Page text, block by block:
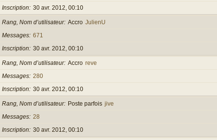
Inscription
30 avr. 2012, 00:10
Rang, Nom d’utilisateur Accro JulienU
Messages 671
Inscription
30 avr. 2012, 00:10
Rang, Nom d’utilisateur Accro reve
Messages 280
Inscription
30 avr. 2012, 00:10
Rang, Nom d’utilisateur Poste parfois jive
Messages 28
Inscription
30 avr. 2012, 00:10